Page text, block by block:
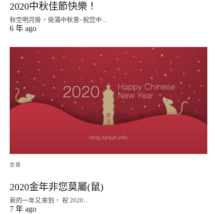
2020中秋佳節快樂！
秋空明月掛，掛滿中秋意~祝您中...
6 年 ago
塗鴉
2020金年非您莫屬(鼠)
新的一年又來到， 祝 2020...
7 年 ago